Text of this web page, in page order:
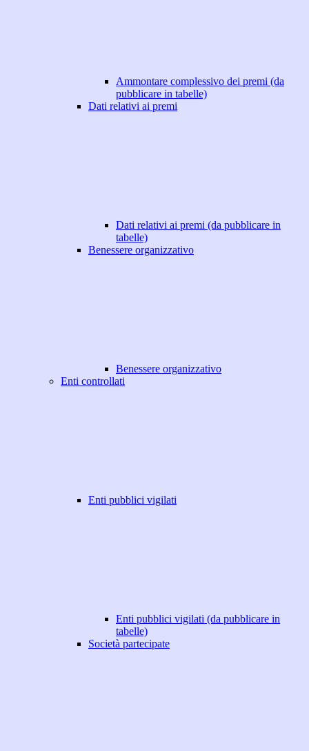
Ammontare complessivo dei premi (da
pubblicare in tabelle)
Dati relativi ai premi
Dati relativi ai premi (da pubblicare in
tabelle)
Benessere organizzativo
Benessere organizzativo
Enti controllati
Enti pubblici vigilati
Enti pubblici vigilati (da pubblicare in
tabelle)
Società partecipate